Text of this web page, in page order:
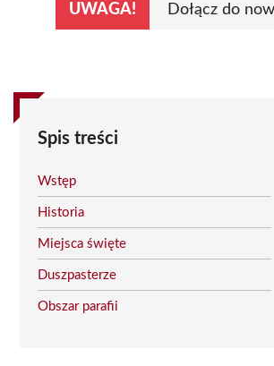
UWAGA! Dołącz do
Spis treści
Wstęp
Historia
Miejsca święte
Duszpasterze
Obszar parafii